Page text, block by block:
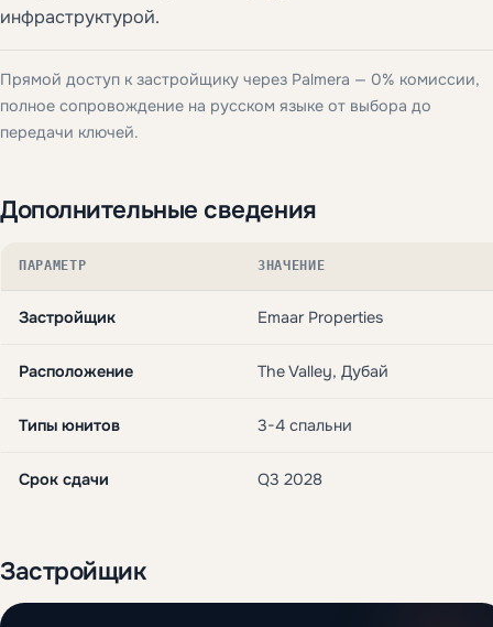
инфраструктурой.
Прямой доступ к застройщику через Palmera — 0% комиссии,
полное сопровождение на русском языке от выбора до
передачи ключей.
Дополнительные сведения
ПАРАМЕТР ЗНАЧЕНИЕ
Застройщик Emaar Properties
Расположение The Valley, Дубай
Типы юнитов 3-4 спальни
Срок сдачи Q3 2028
Застройщик